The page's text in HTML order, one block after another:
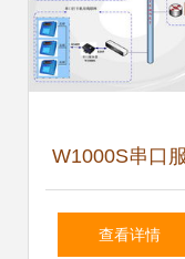
W1000S串口
器 万维盈创科
查看详情